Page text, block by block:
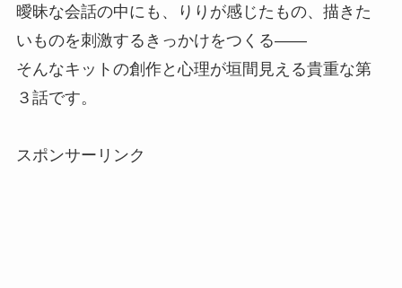
曖昧な会話の中にも、りりが感じたもの、描きた
いものを刺激するきっかけをつくる――
そんなキットの創作と心理が垣間見える貴重な第
３話です。
スポンサーリンク